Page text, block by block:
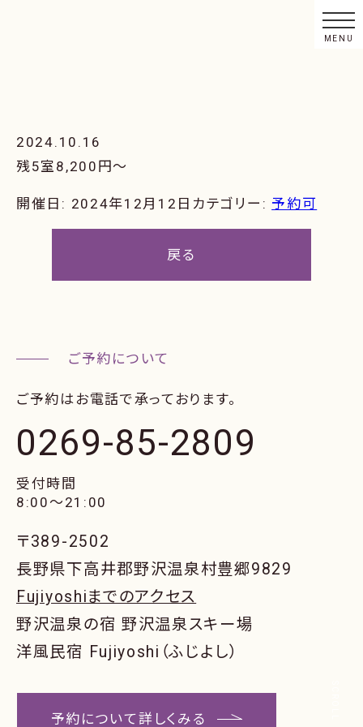
2024.10.16
残5室8,200円〜
開催日: 2024年12月12日 カテゴリー: 予約可
戻る
ご予約はお電話で承っております。
0269-85-2809
受付時間
8:00〜21:00
〒389-2502
長野県下高井郡野沢温泉村豊郷9829
Fujiyoshiまでのアクセス
野沢温泉の宿 野沢温泉スキー場
洋風民宿 Fujiyoshi（ふじよし）
予約について詳しくみる